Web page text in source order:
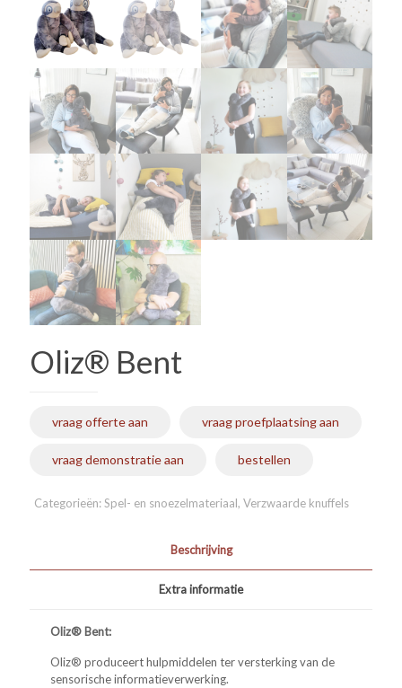
Oliz® Bent
vraag offerte aan vraag proefplaatsing aan
vraag demonstratie aan bestellen
Categorieën:Spel- en snoezelmateriaal, Verzwaarde knuffels
Beschrijving
Extra informatie
Oliz® Bent:
Oliz® produceert hulpmiddelen ter versterking van de
sensorische informatieverwerking.